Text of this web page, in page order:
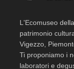
L'Ecomuseo
patrimonio
Vigezzo,
Ti proponiamo i
laboratori e